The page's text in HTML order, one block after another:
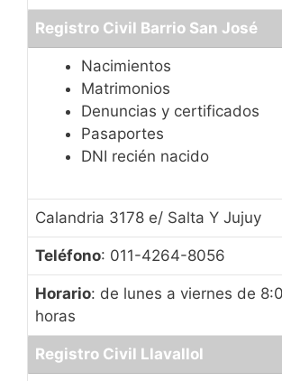
Registro Civil Barrio San José
Nacimientos
Matrimonios
Denuncias y certificados
Pasaportes
DNI recién nacido
Calandria 3178 e/ Salta Y Jujuy
Teléfono: 011-4264-8056
Horario: de lunes a viernes de
horas
Registro Civil Llavallol